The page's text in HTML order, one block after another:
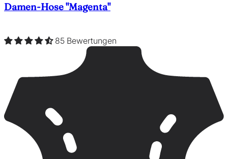
Damen-Hose "Magenta"
85 Bewertungen